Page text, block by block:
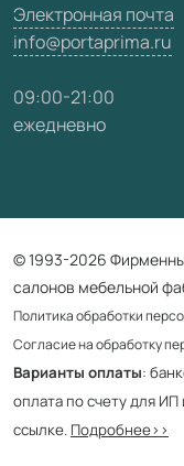
Электронная почта
info@portaprima.ru
09:00-21:00
ежедневно
© 1993-2026
салонов мебельной
Политика обработки
Согласие на обработку
Варианты оплаты:
оплата по счету для
ссылке. Подробнее>>